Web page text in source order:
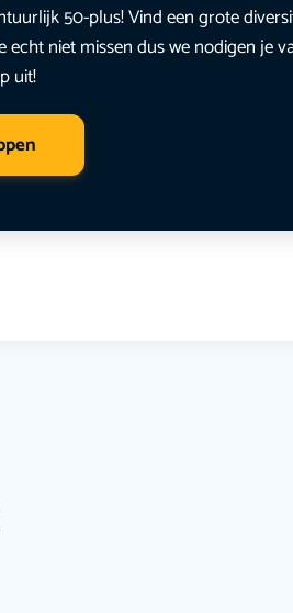
50-plus! Vind een grote
echt niet missen dus we nodigen je
uit!